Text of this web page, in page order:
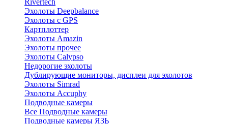
Rivertech
Эхолоты Deepbalance
Эхолоты с GPS
Картплоттер
Эхолоты Amazin
Эхолоты прочее
Эхолоты Calypso
Недорогие эхолоты
Дублирующие мониторы, дисплеи для эхолотов
Эхолоты Simrad
Эхолоты Accuphy
Подводные камеры
Все Подводные камеры
Подводные камеры ЯЗЬ